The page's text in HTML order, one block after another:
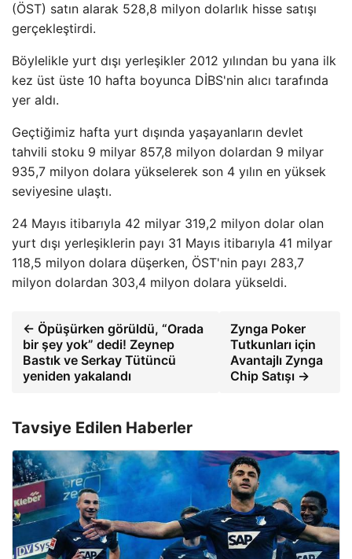
(ÖST) satın alarak 528,8 milyon dolarlık hisse satışı
gerçekleştirdi.
Böylelikle yurt dışı yerleşikler 2012 yılından bu yana ilk
kez üst üste 10 hafta boyunca DİBS'nin alıcı tarafında
yer aldı.
Geçtiğimiz hafta yurt dışında yaşayanların devlet
tahvili stoku 9 milyar 857,8 milyon dolardan 9 milyar
935,7 milyon dolara yükselerek son 4 yılın en yüksek
seviyesine ulaştı.
24 Mayıs itibarıyla 42 milyar 319,2 milyon dolar olan
yurt dışı yerleşiklerin payı 31 Mayıs itibarıyla 41 milyar
118,5 milyon dolara düşerken, ÖST'nin payı 283,7
milyon dolardan 303,4 milyon dolara yükseldi.
← Öpüşürken görüldü, “Orada
bir şey yok” dedi! Zeynep
Bastık ve Serkay Tütüncü
yeniden yakalandı
Zynga Poker
Tutkunları için
Avantajlı Zynga
Chip Satışı →
Tavsiye Edilen Haberler